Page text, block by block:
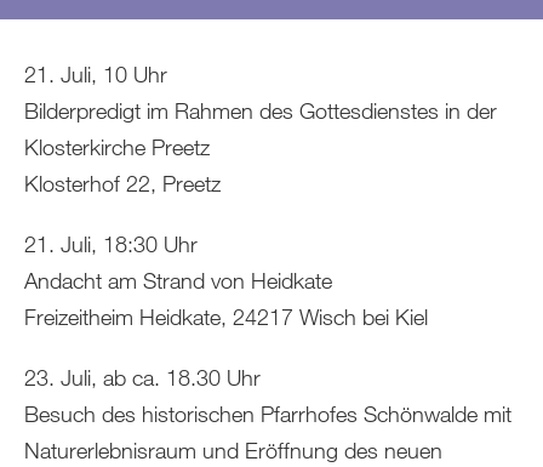
21. Juli, 10 Uhr
Bilderpredigt im Rahmen des Gottesdienstes in der
Klosterkirche Preetz
Klosterhof 22, Preetz
21. Juli, 18:30 Uhr
Andacht am Strand von Heidkate
Freizeitheim Heidkate, 24217 Wisch bei Kiel
23. Juli, ab ca. 18.30 Uhr
Besuch des historischen Pfarrhofes Schönwalde mit
Naturerlebnisraum und Eröffnung des neuen